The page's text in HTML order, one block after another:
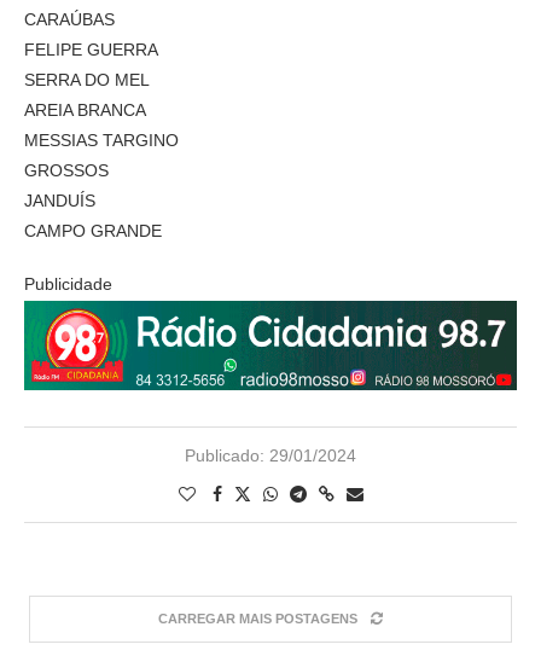
CARAÚBAS
FELIPE GUERRA
SERRA DO MEL
AREIA BRANCA
MESSIAS TARGINO
GROSSOS
JANDUÍS
CAMPO GRANDE
Publicidade
Publicado: 29/01/2024
CARREGAR MAIS POSTAGENS